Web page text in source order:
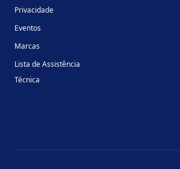
Privacidade
Eventos
Marcas
Lista de Assistência
Técnica